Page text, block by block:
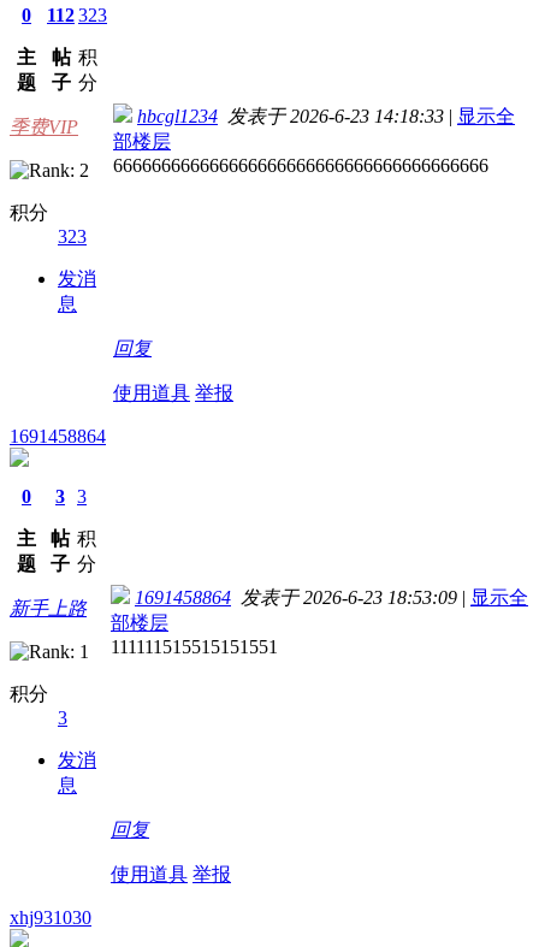
0
主
题
112
帖
子
323
积
分
季费VIP
积分
323
发消
息
hbcgl1234 发表于 2026-6-23 14:18:33 | 显示全
部楼层
666666666666666666666666666666666666666
回复
使用道具 举报
1691458864
0
主
题
3
帖
子
3
积
分
新手上路
积分
3
发消
息
1691458864 发表于 2026-6-23 18:53:09 | 显示全
部楼层
111111515515151551
回复
使用道具 举报
xhj931030